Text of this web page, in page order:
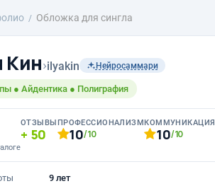
Обложка для сингла
Кин›ilyakin Нейросаммари
● Айдентика ● Полиграфия
ОТЗЫВЫ
50
ПРОФЕССИОНАЛИЗМ
10/10
КОММУНИКАЦИЯ
10/10
9 лет